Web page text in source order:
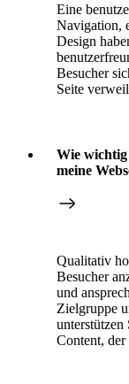
Eine
Navigation,
Design
Besucher
Seite
Wie
meine
Qualitativ
Besucher
und
Zielgruppe
Content, der